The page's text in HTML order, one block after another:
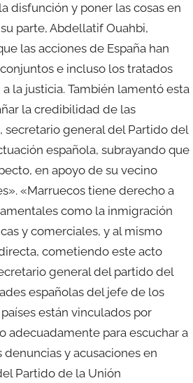
disfunción y poner las cosas en
parte, Abdellatif Ouahbi,
las acciones de España han
e incluso los tratados
la justicia. También lamentó esta
la credibilidad de las
secretario general del Partido del
española, subrayando que
en apoyo de su vecino
«Marruecos tiene derecho a
como la inmigración
y comerciales, y al mismo
cometiendo este acto
general del partido del
españolas del jefe de los
están vinculados por
adecuadamente para escuchar a
y acusaciones en
Partido de la Unión